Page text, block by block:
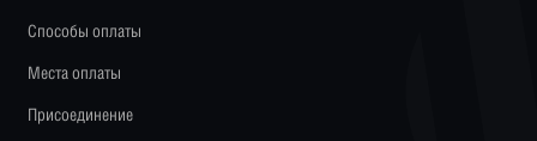
Способы оплаты
Места оплаты
Присоединение